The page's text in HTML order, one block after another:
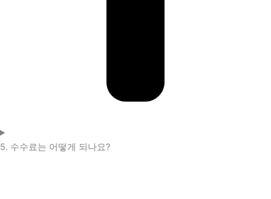
5. 수수료는 어떻게 되나요?